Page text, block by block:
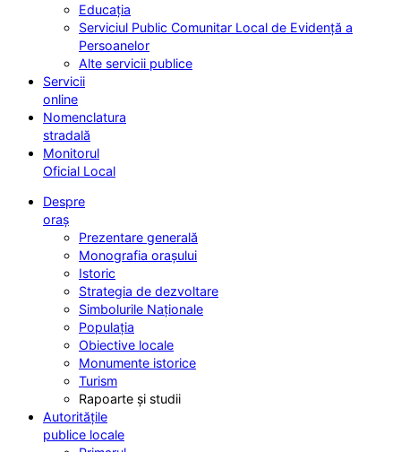
Educația
Serviciul Public Comunitar Local de Evidență a
Persoanelor
Alte servicii publice
Servicii
online
Nomenclatura
stradală
Monitorul
Oficial Local
Despre
oraș
Prezentare generală
Monografia orașului
Istoric
Strategia de dezvoltare
Simbolurile Naționale
Populația
Obiective locale
Monumente istorice
Turism
Rapoarte și studii
Autoritățile
publice locale